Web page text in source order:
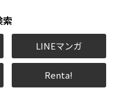
LINEマンガ
Renta!